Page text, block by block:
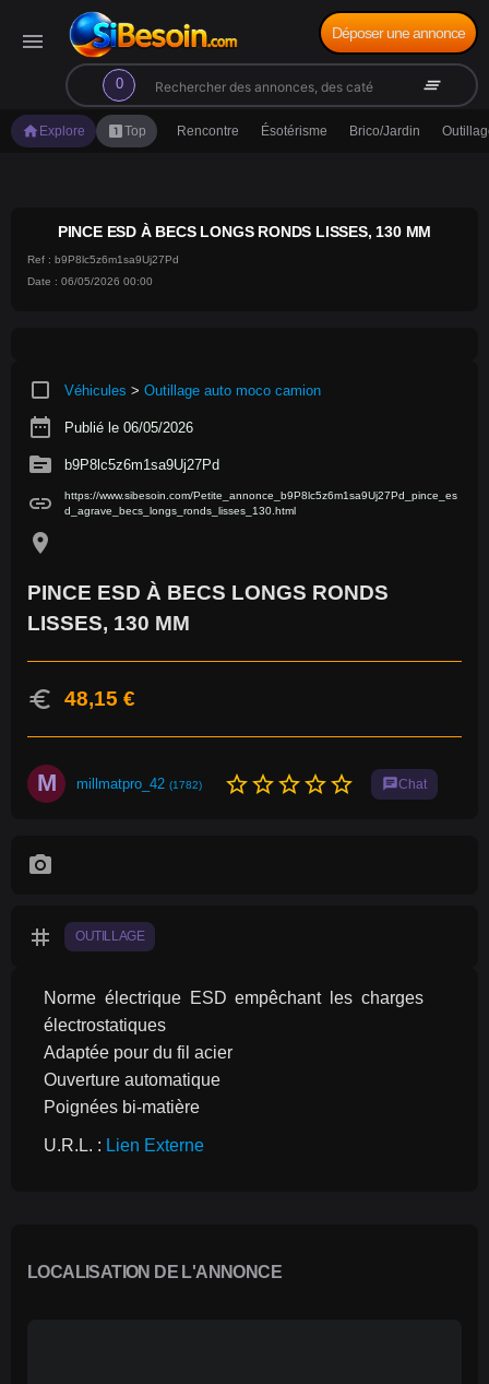
menu
0
search clear_all
Déposer une annonce
home Explore looks_oneTop Rencontre Ésotérisme Brico/Jardin
PINCE ESD À BECS LONGS RONDS LISSES, 130 MM
Ref : b9P8lc5z6m1sa9Uj27Pd
Date : 06/05/2026 00:00
crop_square Véhicules > Outillage auto moco camion
date_range Publié le 06/05/2026
source b9P8lc5z6m1sa9Uj27Pd
link
https://www.sibesoin.com/Petite_annonce_b9P8lc5z6m1sa9Uj27Pd_pince_es
d_agrave_becs_longs_ronds_lisses_130.html
location_on
PINCE ESD À BECS LONGS RONDS
LISSES, 130 MM
euro 48,15 €
M millmatpro_42 (1782) star_borderstar_borderstar_borderstar_borderstar_border chatChat
photo_camera
tag OUTILLAGE
Norme électrique ESD empêchant les charges
électrostatiques
Adaptée pour du fil acier
Ouverture automatique
Poignées bi-matière
U.R.L. : Lien Externe
LOCALISATION DE L'ANNONCE